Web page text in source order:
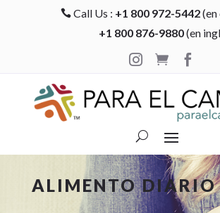
 Call Us : +1 800 972-5442
+1 800 876-9880(en

 
ALIMENTO DIARIO